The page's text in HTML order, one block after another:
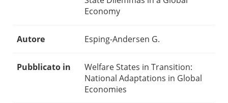
Economy
Autore Esping-Andersen G.
Pubblicato in
Welfare States in Transition:
National Adaptations in Global
Economies